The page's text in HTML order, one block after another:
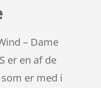
– Dame
er en af de
er med i